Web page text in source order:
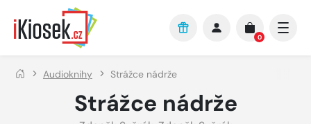
Přejít na hlavní obsah
0
Audioknihy Strážce nádrže
Strážce nádrže